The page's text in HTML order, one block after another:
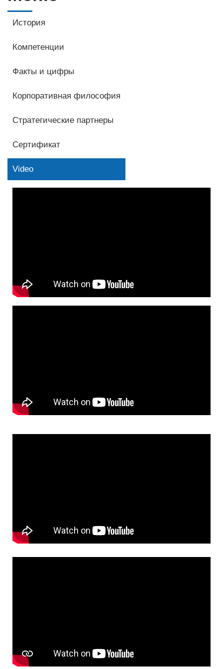
История
Компетенции
Факты и цифры
Корпоративная философия
Стратегические партнеры
Сертификат
Video